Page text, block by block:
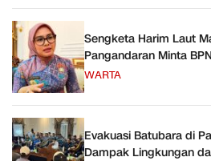
Sengketa Harim Laut
Pangandaran Minta
WARTA
Evakuasi Batubara di
Dampak Lingkungan